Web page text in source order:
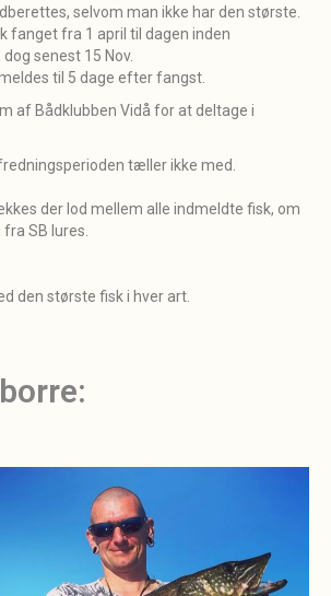
selvom man ikke har den største.
fanget fra 1 april til dagen inden
senest 15 Nov.
til 5 dage efter fangst.
af Bådklubben Vidå for at deltage i
tæller ikke med.
der lod mellem alle indmeldte fisk, om
SB lures.
den største fisk i hver art.